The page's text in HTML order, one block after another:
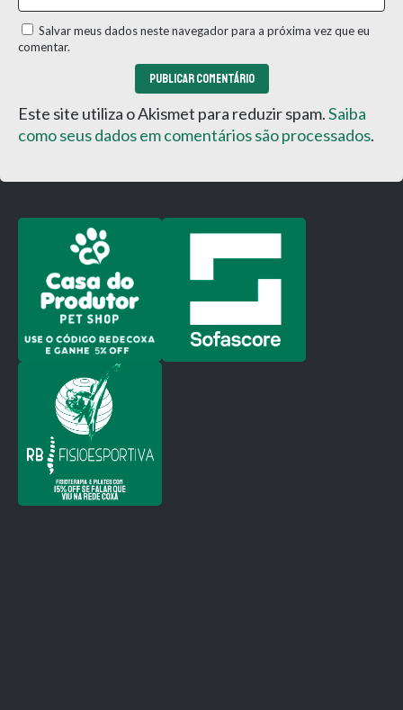
Salvar meus dados neste navegador para a próxima vez que eu
comentar.
Este site utiliza o Akismet para reduzir spam.Saiba
como seus dados em comentários são processados.